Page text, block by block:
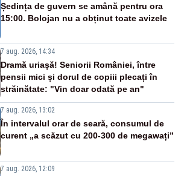
Ședința de guvern se amână pentru ora
15:00. Bolojan nu a obținut toate avizele
7 aug. 2026, 14:34
Dramă uriașă! Seniorii României, între
pensii mici și dorul de copiii plecați în
străinătate: "Vin doar odată pe an"
7 aug. 2026, 13:02
În intervalul orar de seară, consumul de
curent „a scăzut cu 200-300 de megawați”
7 aug. 2026, 12:09